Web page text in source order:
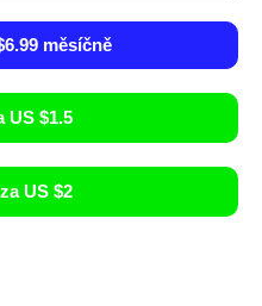
měsíčně
US $1.5
US $2